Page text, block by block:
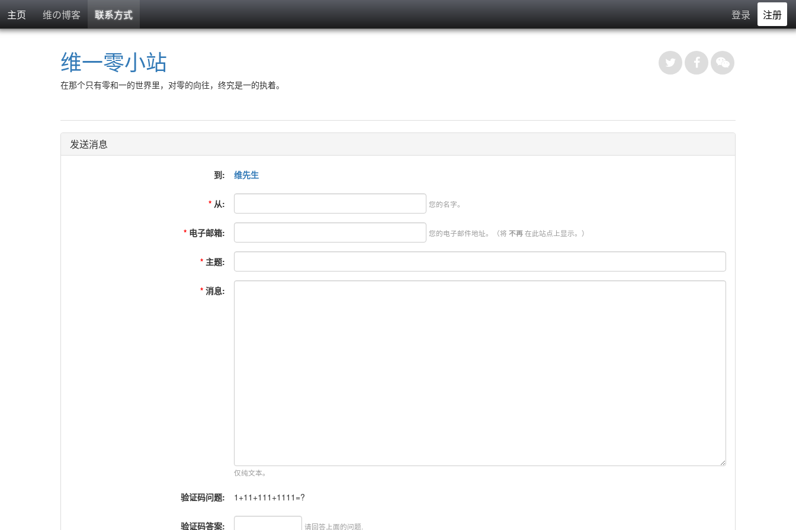
主页 维の博客 联系方式 登录 注册
维一零小站
在那个只有零和一的世界里，对零的向往，终究是一的执着。
发送消息
到: 维先生
* 从: 您的名字。
* 电子邮箱: 您的电子邮件地址。（将 不再在此站点上显示。）
* 主题:
* 消息:
仅纯文本。
验证码问题: 1+11+111+1111=?
验证码答案: 请回答上面的问题.